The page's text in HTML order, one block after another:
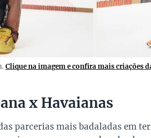
Clique na imagem e confira mais criações
x Havaianas
parcerias mais badaladas em